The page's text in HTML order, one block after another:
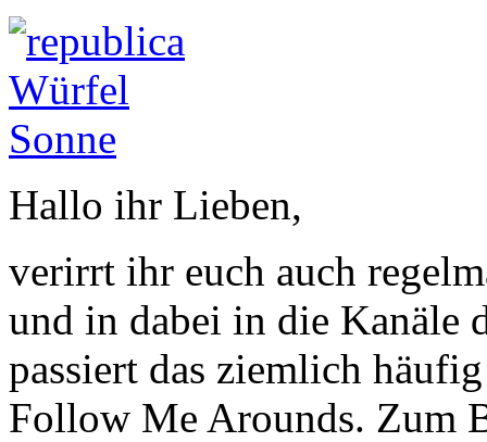
Hallo ihr Lieben,
verirrt ihr euch auch
und in dabei in die Kanäle
passiert das ziemlich
Follow Me Arounds. Zum